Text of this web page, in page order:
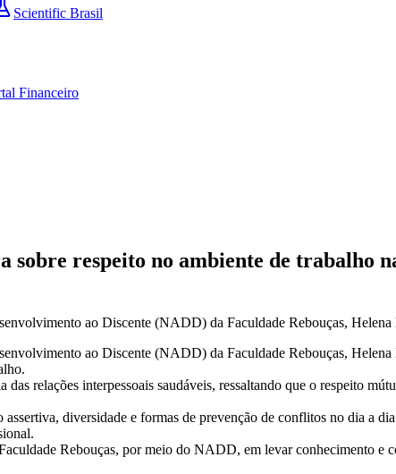
Scientific Brasil
Financeiro
sobre respeito no ambiente de trabalho
ao Discente (NADD) da Faculdade Rebouças, Helena
ao Discente (NADD) da Faculdade Rebouças,
relações interpessoais saudáveis, ressaltando que o respeito
diversidade e formas de prevenção de conflitos no dia a
Rebouças, por meio do NADD, em levar conhecimento e